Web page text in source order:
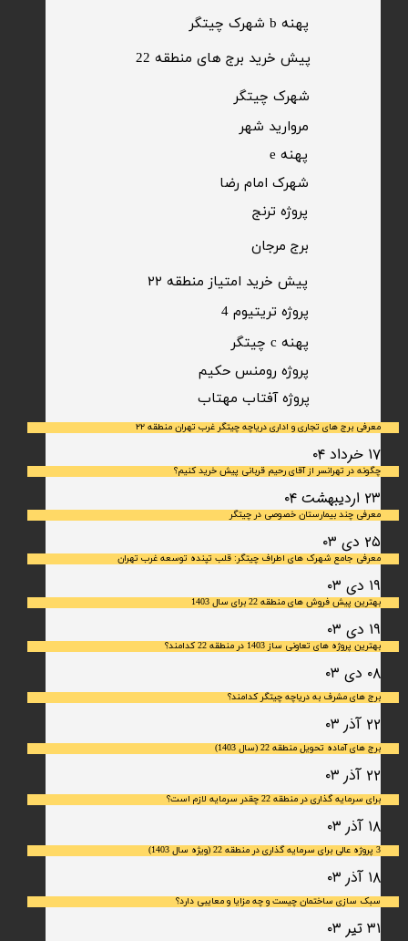
پیش خرید برج های منطقه 22
پهنه b شهرک چیتگر
​پروژه ترنج
​شهرک چیتگر
مروارید شهر​​​​​​​
شهرک امام رضا
پهنه e
برج مرجان
معرفی برج های تجاری و اداری دریاچه چیتگر غرب تهران منطقه ۲۲
۱۷ خرداد ۰۴
چگونه در تهرانسر از آقای رحیم قربانی پیش خرید کنیم؟
۲۳ اردیبهشت ۰۴
معرفی چند بیمارستان خصوصی در چیتگر
۲۵ دی ۰۳
معرفی جامع شهرک‌ های اطراف چیتگر: قلب تپنده توسعه غرب تهران
۱۹ دی ۰۳
بهترین پیش فروش های منطقه 22 برای سال 1403
۱۹ دی ۰۳
بهترین پروژه های تعاونی ساز 1403 در منطقه 22 کدامند؟
۰۸ دی ۰۳
برج های مشرف به دریاچه چیتگر کدامند؟
۲۲ آذر ۰۳
برج های آماده تحویل منطقه 22 (سال 1403)
۲۲ آذر ۰۳
برای سرمایه‌ گذاری در منطقه 22 چقدر سرمایه لازم است؟
۱۸ آذر ۰۳
3 پروژه عالی برای سرمایه گذاری در منطقه 22 (ویژه سال 1403)
۱۸ آذر ۰۳
سبک سازی ساختمان چیست و چه مزایا و معایبی دارد؟
۳۱ تیر ۰۳
پیش خرید امتیاز منطقه ۲۲​​​​​​​
​پروژه آفتاب مهتاب
پروژه رومنس حکیم
پهنه c چیتگر
پروژه تریتیوم 4